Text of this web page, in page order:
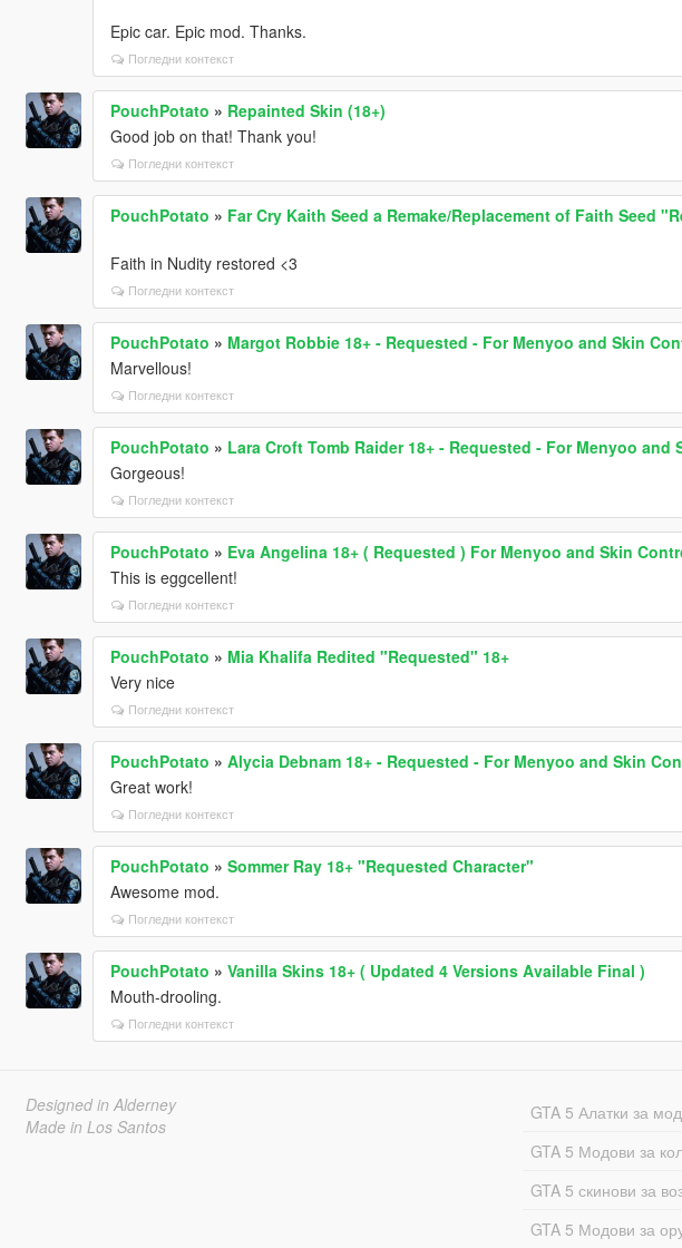
Epic car. Epic mod. Thanks.
Погледни контекст
PouchPotato » Repainted Skin (18+)
Good job on that! Thank you!
Погледни контекст
PouchPotato » Far Cry Kaith Seed a Remake/Replacement of Faith Seed
Faith in Nudity restored <3
Погледни контекст
PouchPotato » Margot Robbie 18+ - Requested - For Menyoo and Skin
Marvellous!
Погледни контекст
PouchPotato » Lara Croft Tomb Raider 18+ - Requested - For Menyoo and
Gorgeous!
Погледни контекст
PouchPotato » Eva Angelina 18+ ( Requested ) For Menyoo and Skin
This is eggcellent!
Погледни контекст
PouchPotato » Mia Khalifa Redited "Requested" 18+
Very nice
Погледни контекст
PouchPotato » Alycia Debnam 18+ - Requested - For Menyoo and Skin
Great work!
Погледни контекст
PouchPotato » Sommer Ray 18+ "Requested Character"
Awesome mod.
Погледни контекст
PouchPotato » Vanilla Skins 18+ ( Updated 4 Versions Available Final )
Mouth-drooling.
Погледни контекст
Designed in Alderney
Made in Los Santos
GTA 5 Алатки за
GTA 5 Модови за
GTA 5 скинови за
GTA 5 Модови за